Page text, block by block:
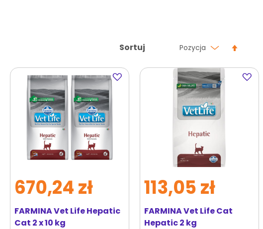
Sortuj Pozycja
Dodaj
do
FARMINA Vet Life Hepatic
Cat 2 x 10 kg
670,24 zł
Dodaj
do
FARMINA Vet Life Cat
Hepatic 2 kg
113,05 zł